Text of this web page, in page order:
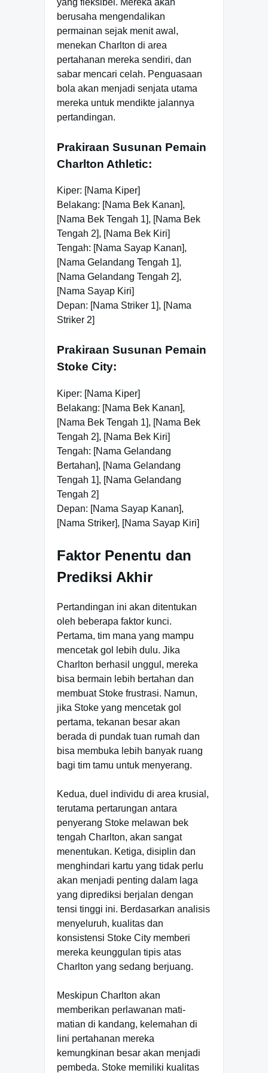
berusaha mengendalikan
permainan sejak menit awal,
menekan Charlton di area
pertahanan mereka sendiri, dan
sabar mencari celah. Penguasaan
bola akan menjadi senjata utama
mereka untuk mendikte jalannya
pertandingan.
Prakiraan Susunan Pemain
Charlton Athletic:
Kiper: [Nama Kiper]
Belakang: [Nama Bek Kanan],
[Nama Bek Tengah 1], [Nama Bek
Tengah 2], [Nama Bek Kiri]
Tengah: [Nama Sayap Kanan],
[Nama Gelandang Tengah 1],
[Nama Gelandang Tengah 2],
[Nama Sayap Kiri]
Depan: [Nama Striker 1], [Nama
Striker 2]
Prakiraan Susunan Pemain
Stoke City:
Kiper: [Nama Kiper]
Belakang: [Nama Bek Kanan],
[Nama Bek Tengah 1], [Nama Bek
Tengah 2], [Nama Bek Kiri]
Tengah: [Nama Gelandang
Bertahan], [Nama Gelandang
Tengah 1], [Nama Gelandang
Tengah 2]
Depan: [Nama Sayap Kanan],
[Nama Striker], [Nama Sayap Kiri]
Faktor Penentu dan
Prediksi Akhir
Pertandingan ini akan ditentukan
oleh beberapa faktor kunci.
Pertama, tim mana yang mampu
mencetak gol lebih dulu. Jika
Charlton berhasil unggul, mereka
bisa bermain lebih bertahan dan
membuat Stoke frustrasi. Namun,
jika Stoke yang mencetak gol
pertama, tekanan besar akan
berada di pundak tuan rumah dan
bisa membuka lebih banyak ruang
bagi tim tamu untuk menyerang.
Kedua, duel individu di area krusial,
terutama pertarungan antara
penyerang Stoke melawan bek
tengah Charlton, akan sangat
menentukan. Ketiga, disiplin dan
menghindari kartu yang tidak perlu
akan menjadi penting dalam laga
yang diprediksi berjalan dengan
tensi tinggi ini. Berdasarkan analisis
menyeluruh, kualitas dan
konsistensi Stoke City memberi
mereka keunggulan tipis atas
Charlton yang sedang berjuang.
Meskipun Charlton akan
memberikan perlawanan mati-
matian di kandang, kelemahan di
lini pertahanan mereka
kemungkinan besar akan menjadi
pembeda. Stoke memiliki kualitas